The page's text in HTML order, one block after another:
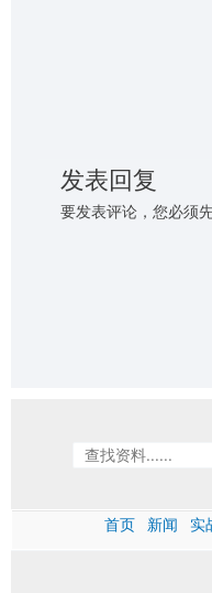
发表回复
要发表评论，您必须
首页 新闻 实